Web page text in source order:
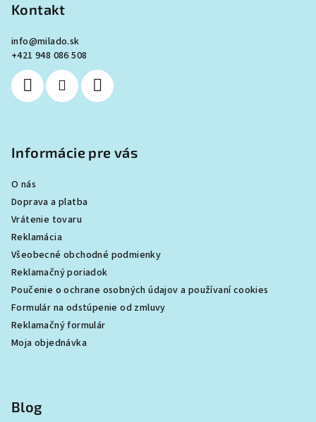
Kontakt
info@milado.sk
+421 948 086 508
Informácie pre vás
O nás
Doprava a platba
Vrátenie tovaru
Reklamácia
Všeobecné obchodné podmienky
Reklamačný poriadok
Poučenie o ochrane osobných údajov a používaní cookies
Formulár na odstúpenie od zmluvy
Reklamačný formulár
Moja objednávka
Blog